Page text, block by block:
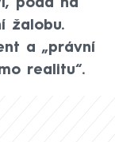
podá na
žalobu.
a „právní
realitu“.